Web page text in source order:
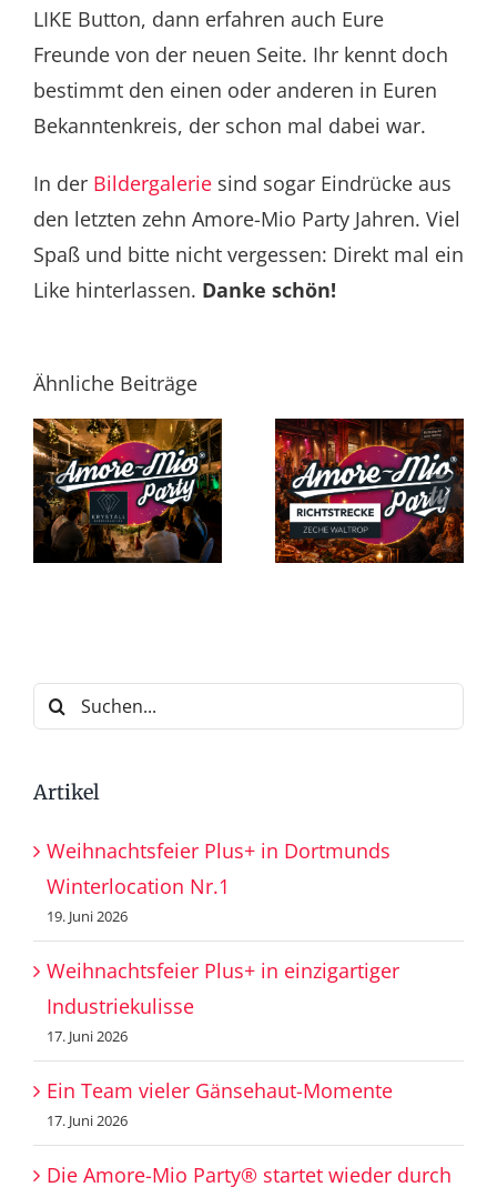
LIKE Button, dann erfahren auch Eure
Freunde von der neuen Seite. Ihr kennt doch
bestimmt den einen oder anderen in Euren
Bekanntenkreis, der schon mal dabei war.
In der Bildergalerie sind sogar Eindrücke aus
den letzten zehn Amore-Mio Party Jahren. Viel
Spaß und bitte nicht vergessen: Direkt mal ein
Like hinterlassen. Danke schön!
Ähnliche Beiträge
Suche
nach:
Artikel
Weihnachtsfeier Plus+ in Dortmunds
Winterlocation Nr.1
19. Juni 2026
Weihnachtsfeier Plus+ in einzigartiger
Industriekulisse
17. Juni 2026
Ein Team vieler Gänsehaut-Momente
17. Juni 2026
Die Amore-Mio Party® startet wieder durch